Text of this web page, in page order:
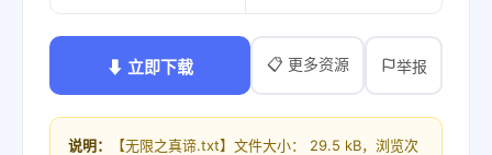
⬇ 立即下载 📋 更多资源 举报
说明：
【无限之真谛.txt】文件大小： 29.5 kB，浏览次